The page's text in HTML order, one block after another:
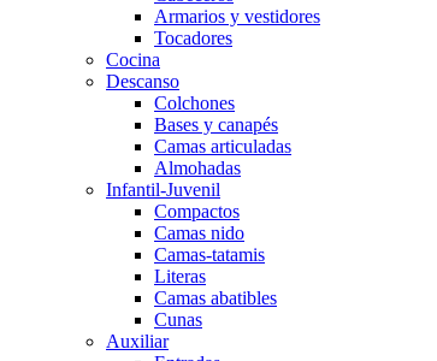
Armarios y vestidores
Tocadores
Cocina
Descanso
Colchones
Bases y canapés
Camas articuladas
Almohadas
Infantil-Juvenil
Compactos
Camas nido
Camas-tatamis
Literas
Camas abatibles
Cunas
Auxiliar